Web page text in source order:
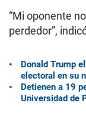
“Mi oponente
perdedor”,
Donald Trump
electoral en su
Detienen a 19
Universidad de